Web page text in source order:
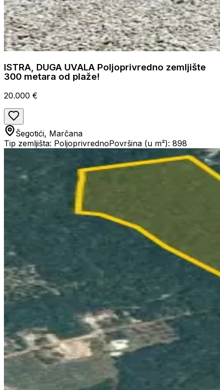
ISTRA, DUGA UVALA Poljoprivredno zemljište
300 metara od plaže!
20.000 €
Šegotići, Marčana
Tip zemljišta: PoljoprivrednoPovršina (u m²): 898